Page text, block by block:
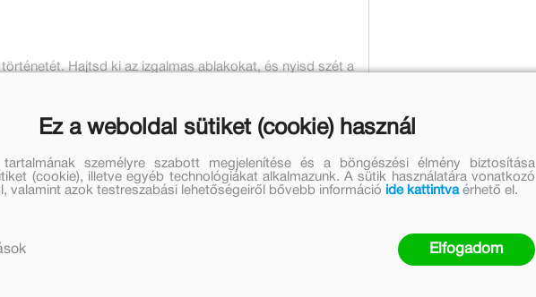
Hajtsd ki az izgalmas ablakokat, és nyisd szét a
tanulhatják meg a kisgyerekek, hogy mekkora csoda
szökkenhessen a napraforgó sok gondoskodásra,
Ez a weboldal sütiket (cookie) használ
tartalmának személyre szabott megjelenítése és a böngészési élmény biztosítása
(cookie), illetve egyéb technológiákat alkalmazunk. A sütik használatára vonatkozó
valamint azok testreszabási lehetőségeiről bővebb információ ide kattintvaérhető el.
Elfogadom